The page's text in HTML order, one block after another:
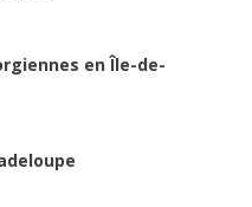
en Île-de-